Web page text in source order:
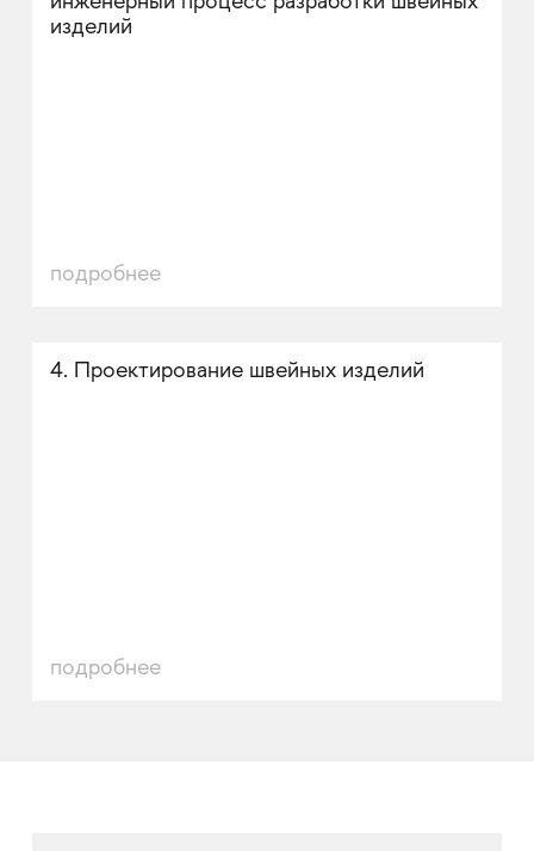
изделий
подробнее
4. Проектирование швейных изделий
подробнее